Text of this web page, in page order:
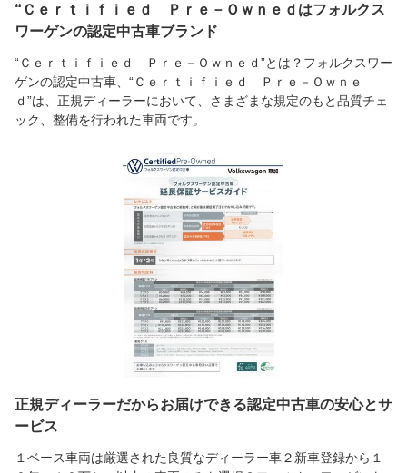
“Ｃｅｒｔｉｆｉｅｄ Ｐｒｅ－Ｏｗｎｅｄはフォルクス
ワーゲンの認定中古車ブランド
“Ｃｅｒｔｉｆｉｅｄ Ｐｒｅ－Ｏｗｎｅｄ”とは？フォルクスワー
ゲンの認定中古車、“Ｃｅｒｔｉｆｉｅｄ Ｐｒｅ－Ｏｗｎｅ
ｄ”は、正規ディーラーにおいて、さまざまな規定のもと品質チェ
ック、整備を行われた車両です。
正規ディーラーだからお届けできる認定中古車の安心とサ
ービス
１ベース車両は厳選された良質なディーラー車２新車登録から１